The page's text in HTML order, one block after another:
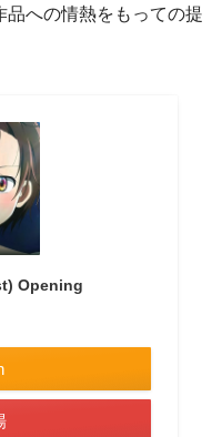
品への情熱をもっての提
Opening